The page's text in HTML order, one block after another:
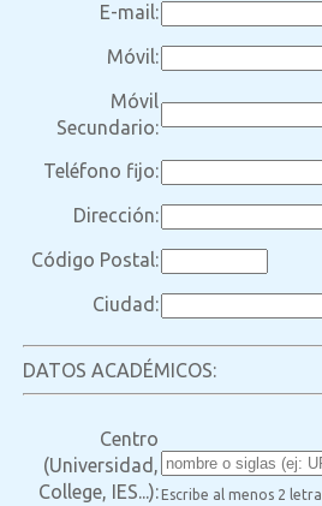
E-mail:
Móvil:
Móvil
Secundario:
Teléfono fijo:
Dirección:
Código Postal:
Ciudad:
DATOS ACADÉMICOS:
Centro
(Universidad,
College, IES...):Escribe al menos 2